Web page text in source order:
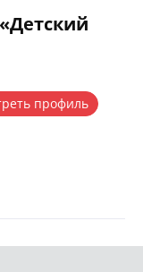
профиль